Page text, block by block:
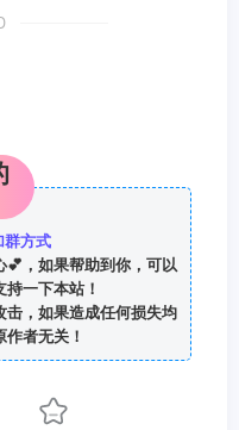
群方式
，如果帮助到你，可以
持一下本站！
，如果造成任何损失均
者无关！